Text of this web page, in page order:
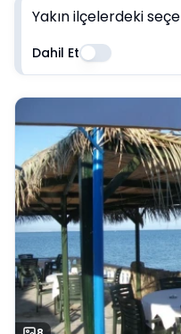
Yakın ilçelerdeki
Dahil Et